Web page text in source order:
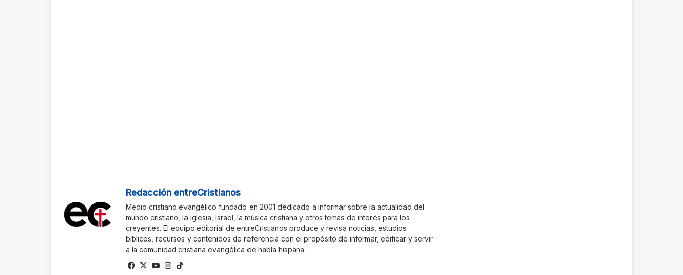
Redacción entreCristianos
Medio cristiano evangélico fundado en 2001 dedicado a informar sobre la actualidad del
mundo cristiano, la iglesia, Israel, la música cristiana y otros temas de interés para los
creyentes. El equipo editorial de entreCristianos produce y revisa noticias, estudios
bíblicos, recursos y contenidos de referencia con el propósito de informar, edificar y servir
a la comunidad cristiana evangélica de habla hispana.
Fa
X
Yo Ins